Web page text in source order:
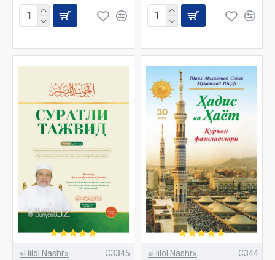
«Hilol Nashr» C3345 «Hilol Nashr» C344